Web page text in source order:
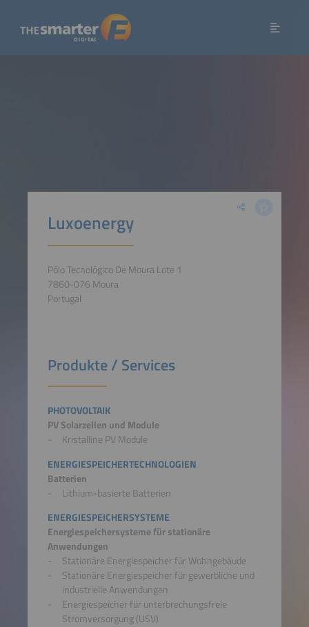
Luxoenergy
Pólo Tecnológico De Moura Lote 1
7860-076 Moura
Portugal
Produkte / Services
PHOTOVOLTAIK
PV Solarzellen und Module
Kristalline PV Module
ENERGIESPEICHERTECHNOLOGIEN
Batterien
Lithium-basierte Batterien
ENERGIESPEICHERSYSTEME
Energiespeichersysteme für stationäre
Anwendungen
Stationäre Energiespeicher für Wohngebäude
Stationäre Energiespeicher für gewerbliche und
industrielle Anwendungen
Energiespeicher für unterbrechungsfreie
Stromversorgung (USV)